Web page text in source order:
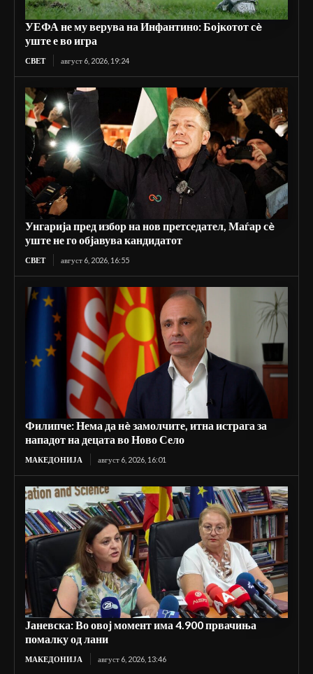
УЕФА не му верува на Инфантино: Бојкотот сè
уште е во игра
СВЕТ август 6, 2026, 19:24
Унгарија пред избор на нов претседател, Маѓар сè
уште не го објавува кандидатот
СВЕТ август 6, 2026, 16:55
Филипче: Нема да нè замолчите, итна истрага за
нападот на децата во Ново Село
МАКЕДОНИЈА август 6, 2026, 16:01
Јаневска: Во овој момент има 4.900 првачиња
помалку од лани
МАКЕДОНИЈА август 6, 2026, 13:46